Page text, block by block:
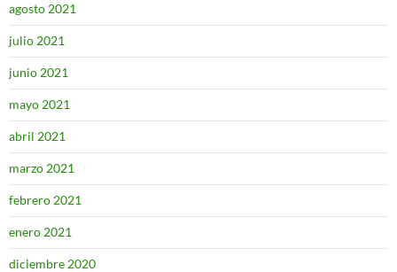
agosto 2021
julio 2021
junio 2021
mayo 2021
abril 2021
marzo 2021
febrero 2021
enero 2021
diciembre 2020